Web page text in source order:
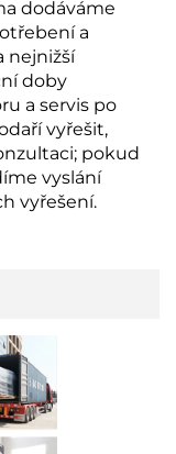
dodáváme
a
nejnižší
doby
a servis po
vyřešit,
pokud
vyslání
vyřešení.